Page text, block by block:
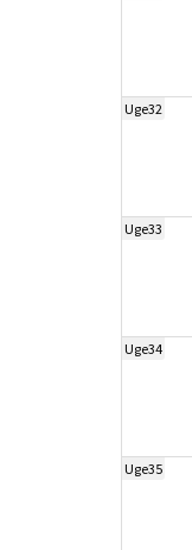
Uge32
Uge33
Uge34
Uge35